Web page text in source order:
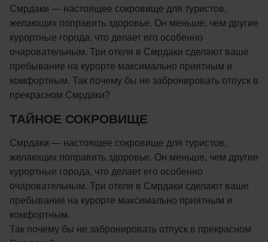
Смрдаки — настоящее сокровище для туристов,
желающих поправить здоровье. Он меньше, чем другие
курортные города, что делает его особенно
очаровательным. Три отеля в Смрдаки сделают ваше
пребывание на курорте максимально приятным и
комфортным. Так почему бы не забронировать отпуск в
прекрасном Смрдаки?
ТАЙНОЕ СОКРОВИЩЕ
Смрдаки — настоящее сокровище для туристов,
желающих поправить здоровье. Он меньше, чем другие
курортные города, что делает его особенно
очаровательным. Три отеля в Смрдаки сделают ваше
пребывание на курорте максимально приятным и
комфортным.
Так почему бы не забронировать отпуск в прекрасном